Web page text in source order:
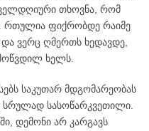
თხოვნა, რომ
რთულია ფიქრობდე რაიმე
ვერც ღმერთს ხედავდე,
ხელს.
საკუთარ მდგომარეობას
სრულად სასოწარკვეთილი.
დემონი არ კარგავს